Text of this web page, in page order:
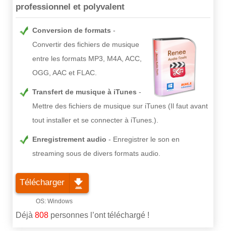
professionnel et polyvalent
Conversion de formats
Convertir des fichiers de musique
entre les formats MP3, M4A, ACC,
OGG, AAC et FLAC.
Transfert de musique à iTunes
Mettre des fichiers de musique sur iTunes (Il faut avant
tout installer et se connecter à iTunes.).
Enregistrement audio
Enregistrer le son en
streaming sous de divers formats audio.
Télécharger
Déjà 808 personnes l’ont téléchargé !